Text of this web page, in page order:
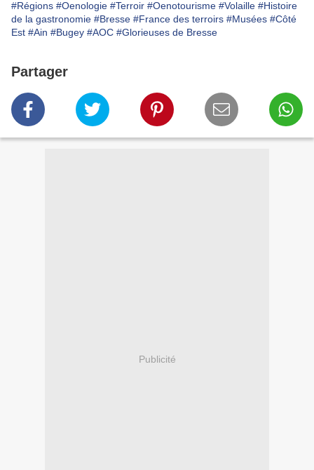
#Régions #Oenologie #Terroir #Oenotourisme #Volaille #Histoire
de la gastronomie #Bresse #France des terroirs #Musées #Côté
Est #Ain #Bugey #AOC #Glorieuses de Bresse
Partager
Publicité